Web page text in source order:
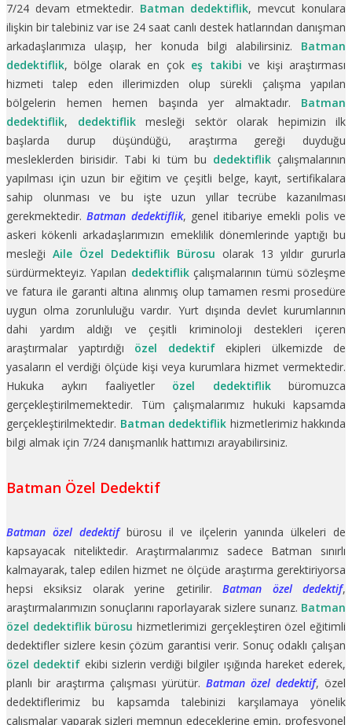
7/24 devam etmektedir. Batman dedektiflik, mevcut konulara
ilişkin bir talebiniz var ise 24 saat canlı destek hatlarından danışman
arkadaşlarımıza ulaşıp, her konuda bilgi alabilirsiniz. Batman
dedektiflik, bölge olarak en çok eş takibi ve kişi araştırması
hizmeti talep eden illerimizden olup sürekli çalışma yapılan
bölgelerin hemen hemen başında yer almaktadır. Batman
dedektiflik, dedektiflikmesleği sektör olarak hepimizin ilk
başlarda durup düşündüğü, araştırma gereği duyduğu
mesleklerden birisidir. Tabi ki tüm bu dedektiflikçalışmalarının
yapılması için uzun bir eğitim ve çeşitli belge, kayıt, sertifikalara
sahip olunması ve bu işte uzun yıllar tecrübe kazanılması
gerekmektedir.Batman dedektiflik, genel itibariye emekli polis ve
askeri kökenli arkadaşlarımızın emeklilik dönemlerinde yaptığı bu
mesleği Aile Özel Dedektiflik Bürosu olarak 13 yıldır gururla
sürdürmekteyiz. Yapılan dedektiflikçalışmalarının tümü sözleşme
ve fatura ile garanti altına alınmış olup tamamen resmi prosedüre
uygun olma zorunluluğu vardır. Yurt dışında devlet kurumlarının
dahi yardım aldığı ve çeşitli kriminoloji destekleri içeren
araştırmalar yaptırdığı özel dedektifekipleri ülkemizde de
yasaların el verdiği ölçüde kişi veya kurumlara hizmet vermektedir.
Hukuka aykırı faaliyetler özel dedektiflikbüromuzca
gerçekleştirilmemektedir. Tüm çalışmalarımız hukuki kapsamda
gerçekleştirilmektedir. Batman dedektiflik hizmetlerimiz hakkında
bilgi almak için 7/24 danışmanlık hattımızı arayabilirsiniz.
Batman Özel Dedektif
Batman özel dedektifbürosu il ve ilçelerin yanında ülkeleri de
kapsayacak niteliktedir. Araştırmalarımız sadece Batman sınırlı
kalmayarak, talep edilen hizmet ne ölçüde araştırma gerektiriyorsa
hepsi eksiksiz olarak yerine getirilir.Batman özel dedektif,
araştırmalarımızın sonuçlarını raporlayarak sizlere sunarız. Batman
özel dedektiflik bürosu hizmetlerimizi gerçekleştiren özel eğitimli
dedektifler sizlere kesin çözüm garantisi verir. Sonuç odaklı çalışan
özel dedektif ekibi sizlerin verdiği bilgiler ışığında hareket ederek,
planlı bir araştırma çalışması yürütür. Batman özel dedektif, özel
dedektiflerimiz bu kapsamda talebinizi karşılamaya yönelik
çalışmalar yaparak sizleri memnun edeceklerine emin, profesyonel